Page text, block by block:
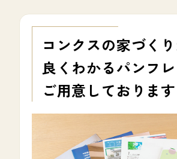
コンクスの家づく
良くわかるパンフ
ご用意しております